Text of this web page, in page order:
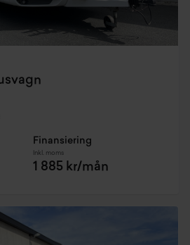
Finansiering
Inkl. moms
1 885 kr/mån